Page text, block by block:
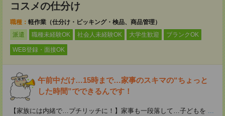
コスメの仕分け
職種： 軽作業（仕分け・ピッキング・検品、商品管理）
派遣
職種未経験OK 社会人未経験OK 大学生歓迎 ブランクOK
WEB登録・面接OK
午前中だけ…15時まで…家事のスキマの“ちょっと
した時間”でできるんです！
【家族には内緒で…プチリッチに！】家事も一段落して…子どもを ...